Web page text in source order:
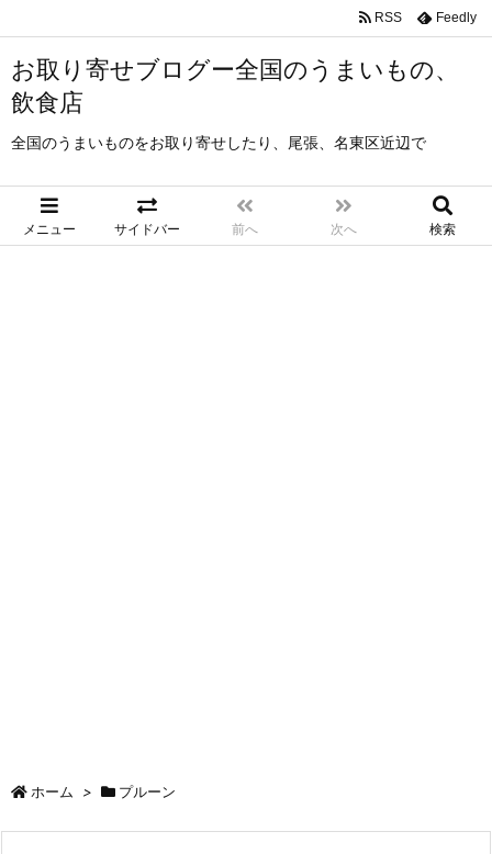
お取り寄せブログー全国のうまいもの、
飲食店
全国のうまいものをお取り寄せしたり、尾張、名東区近辺で
メニュー サイドバー 前へ 次へ 検索
RSS Feedly
ホーム > プルーン